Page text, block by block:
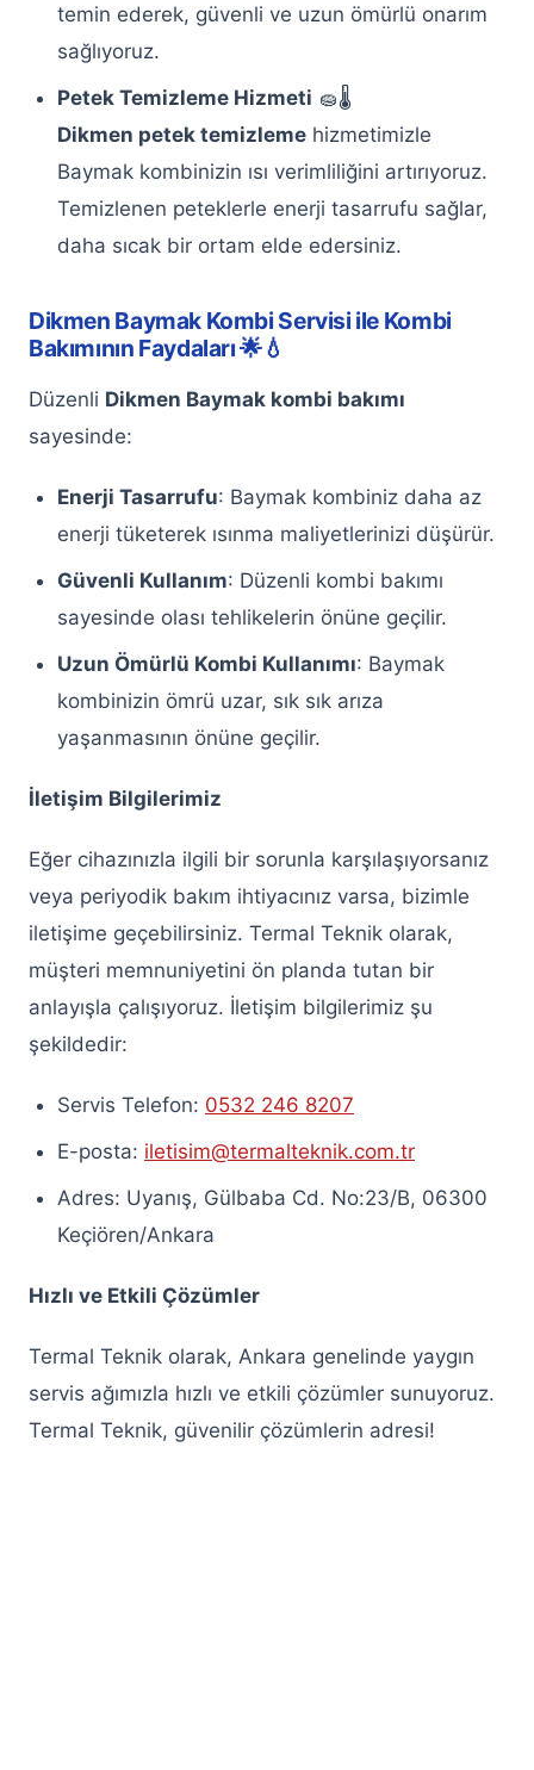
Keçiören Profilo Buzdolabı Servisi
Keçiören Beko Buzdolabı Servisi
Kurumsal
temin ederek, güvenli ve uzun ömürlü onarım
sağlıyoruz.
Petek Temizleme Hizmeti 🧽🌡️
Dikmen petek temizleme hizmetimizle
Baymak kombinizin ısı verimliliğini artırıyoruz.
Temizlenen peteklerle enerji tasarrufu sağlar,
daha sıcak bir ortam elde edersiniz.
Dikmen Baymak Kombi Servisi ile Kombi
Bakımının Faydaları 🌟💧
Düzenli Dikmen Baymak kombi bakımı
sayesinde:
Enerji Tasarrufu: Baymak kombiniz daha az
enerji tüketerek ısınma maliyetlerinizi düşürür.
Güvenli Kullanım: Düzenli kombi bakımı
sayesinde olası tehlikelerin önüne geçilir.
Uzun Ömürlü Kombi Kullanımı: Baymak
kombinizin ömrü uzar, sık sık arıza
yaşanmasının önüne geçilir.
İletişim Bilgilerimiz
Eğer cihazınızla ilgili bir sorunla karşılaşıyorsanız
veya periyodik bakım ihtiyacınız varsa, bizimle
iletişime geçebilirsiniz. Termal Teknik olarak,
müşteri memnuniyetini ön planda tutan bir
anlayışla çalışıyoruz. İletişim bilgilerimiz şu
şekildedir:
Servis Telefon: 0532 246 8207
E-posta: iletisim@termalteknik.com.tr
Adres: Uyanış, Gülbaba Cd. No:23/B, 06300
Keçiören/Ankara
Hızlı ve Etkili Çözümler
Termal Teknik olarak, Ankara genelinde yaygın
servis ağımızla hızlı ve etkili çözümler sunuyoruz.
Termal Teknik, güvenilir çözümlerin adresi!